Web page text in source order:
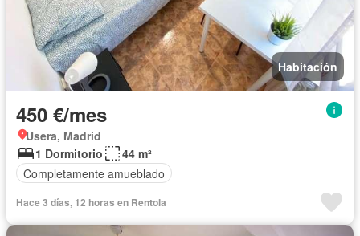
Habitación
450 €/mes
Usera, Madrid
1 Dormitorio
44 m²
Completamente amueblado
Hace 3 días, 12 horas en Rentola